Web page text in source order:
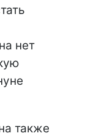
нет
также